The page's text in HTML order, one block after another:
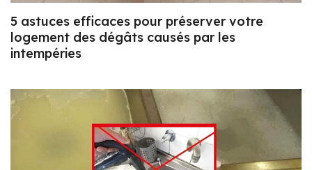
5 astuces efficaces pour préserver votre
logement des dégâts causés par les
intempéries